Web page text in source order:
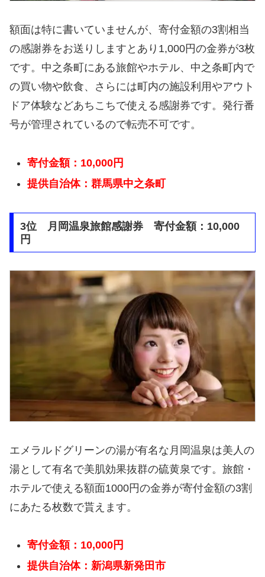
額面は特に書いていませんが、寄付金額の3割相当
の感謝券をお送りしますとあり1,000円の金券が3枚
です。中之条町にある旅館やホテル、中之条町内で
の買い物や飲食、さらには町内の施設利用やアウト
ドア体験などあちこちで使える感謝券です。発行番
号が管理されているので転売不可です。
寄付金額：10,000円
提供自治体：群馬県中之条町
3位 月岡温泉旅館感謝券 寄付金額：10,000
円
エメラルドグリーンの湯が有名な月岡温泉は美人の
湯として有名で美肌効果抜群の硫黄泉です。旅館・
ホテルで使える額面1000円の金券が寄付金額の3割
にあたる枚数で貰えます。
寄付金額：10,000円
提供自治体：新潟県新発田市